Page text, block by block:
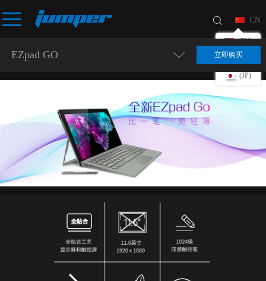
CN
(EN)
(DE)
(JP)
立即购买
EZpad GO